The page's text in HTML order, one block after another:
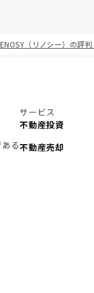
（リノシー）の評
る
サービス
不動産投資
不動産売却